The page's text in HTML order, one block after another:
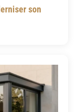
son